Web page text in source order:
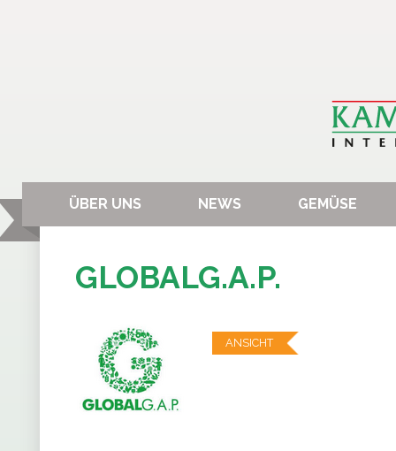
ÜBER UNS NEWS GEMÜSE
GLOBALG.A.P.
ANSICHT